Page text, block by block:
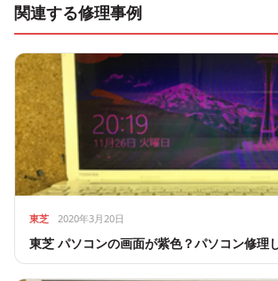
関連する修理事例
東芝 2020年3月20日
東芝 パソコンの画面が紫色？パソコン修理